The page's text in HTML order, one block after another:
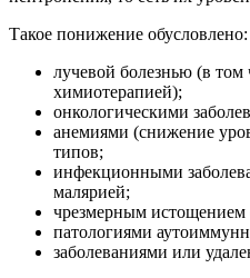
Такое понижение обусловлено:
лучевой болезнью (в том
химиотерапией);
онкологическими
анемиями (снижение
типов;
инфекционными
малярией;
чрезмерным истощением
патологиями
заболеваниями или